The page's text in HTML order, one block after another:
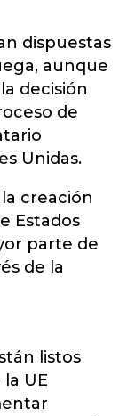
dispuestas
aunque
decisión
de
Unidas.
creación
Estados
parte de
de la
listos
UE